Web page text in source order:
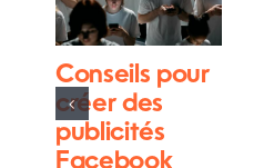
Conseils pour
créer des
publicités